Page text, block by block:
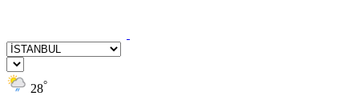
28°